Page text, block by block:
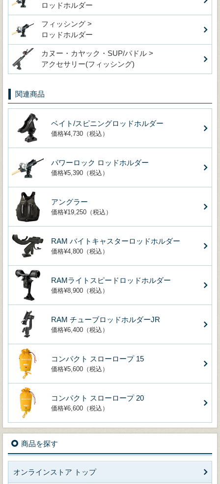
ロッドホルダー
フィッシング >
ロッドホルダー
カヌー・カヤック・SUP/パドル >
アクセサリー(フィッシング)
関連商品
ベイト/スピニングロッドホルダー
価格¥4,730（税込）
パワーロック ロッドホルダー
価格¥5,390（税込）
アングラー
価格¥19,250（税込）
RAM バイトキャスターロッドホルダー
価格¥4,800（税込）
RAMライトスピードロッドホルダー
価格¥8,900（税込）
RAM チューブロッドホルダーJR
価格¥6,400（税込）
コンパクト スローロープ 15
価格¥5,600（税込）
コンパクト スローロープ 20
価格¥6,600（税込）
商品を探す
オンラインストア トップ